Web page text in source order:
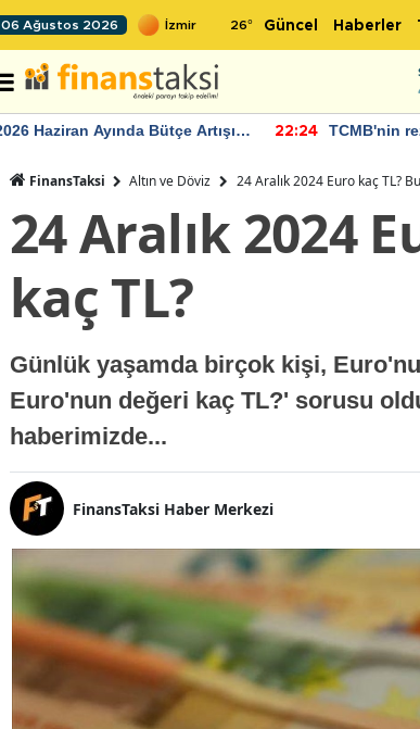
06 Ağustos 2026 26° Güncel Haberler
TCMB'nin rezervlerinde artan
12:03
Bakan
FinansTaksi Altın ve Döviz 24 Aralık 2024 Euro kaç TL?
24 Aralık 2024
kaç TL?
Günlük yaşamda birçok kişi,
Euro'nun değeri kaç TL?' sorusu
haberimizde...
FinansTaksi Haber Merkezi